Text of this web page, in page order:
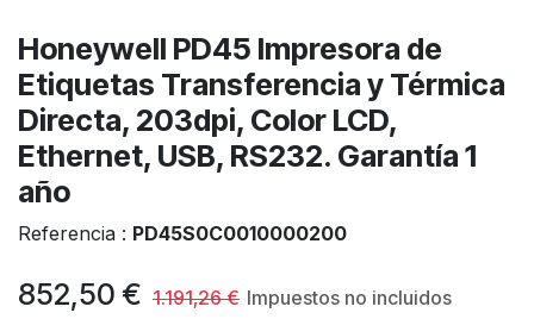
Honeywell PD45 Impresora de
Etiquetas Transferencia y Térmica
Directa, 203dpi, Color LCD,
Ethernet, USB, RS232. Garantía 1
año
Referencia : PD45S0C0010000200
852,50 € 1.191,26€ Impuestos no incluidos